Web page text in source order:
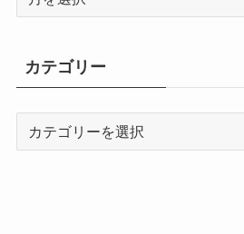
ブ
カテゴリー